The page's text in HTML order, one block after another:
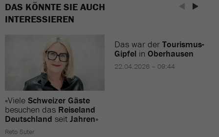
DAS KÖNNTE SIE AUCH
INTERESSIEREN
«Viele Schweizer Gäste
besuchen das Reiseland
Deutschland seitJahren»
Reto Suter
Das war der Tourismus-
Gipfel in Oberhausen
22.04.2026 – 09:44